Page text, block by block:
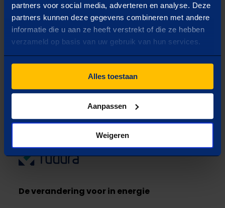
partners voor social media, adverteren en analyse. Deze
partners kunnen deze gegevens combineren met andere
informatie die u aan ze heeft verstrekt of die ze hebben
verzameld op basis van uw gebruik van hun services.
Alles toestaan
Aanpassen
Weigeren
Ontdek de slimme keuzes die je vandaag al
kunt maken om morgen tóch te kunnen
groeien én verduurzamen.
Verder lezen
Inzichten uit netcongestie-event
1 2
Van inzicht naar gesprek. Verdiep je verder
tijdens onze events over netcongestie en
energie-infrastructuur.Bekijk onze
aankomende events >>
De verandering voor in energie